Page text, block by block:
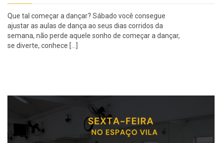
Que tal começar a dançar? Sábado você consegue
ajustar as aulas de dança ao seus dias corridos da
semana, não perde aquele sonho de começar a dançar,
se diverte, conhece […]